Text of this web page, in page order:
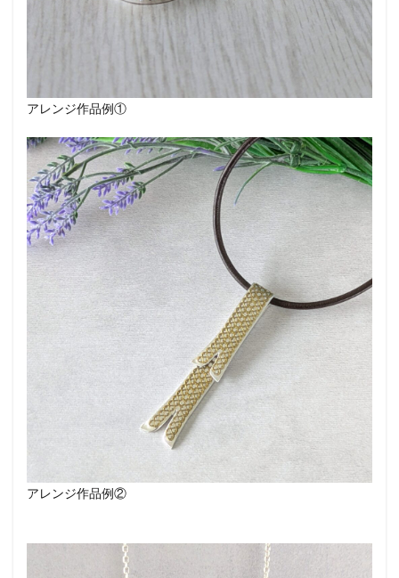
アレンジ作品例①
アレンジ作品例②